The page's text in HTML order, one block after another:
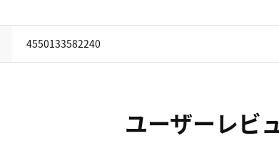
4550133582240
ユーザーレビ